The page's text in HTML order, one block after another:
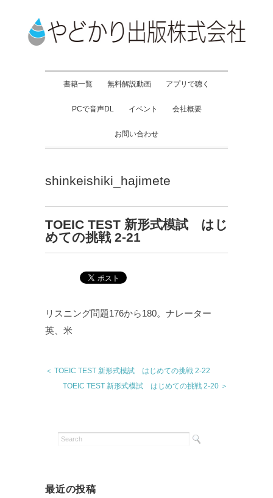
書籍一覧 無料解説動画 アプリで聴く
PCで音声DL イベント 会社概要
お問い合わせ
shinkeishiki_hajimete
TOEIC TEST 新形式模試 はじ
めての挑戦 2-21
リスニング問題176から180。ナレーター
英、米
＜ TOEIC TEST 新形式模試 はじめての挑戦 2-22
TOEIC TEST 新形式模試 はじめての挑戦 2-20 ＞
最近の投稿